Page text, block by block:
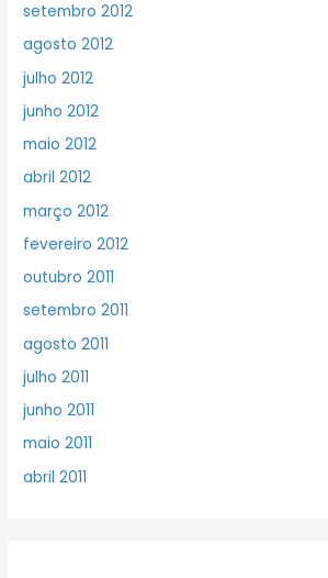
setembro 2012
agosto 2012
julho 2012
junho 2012
maio 2012
abril 2012
março 2012
fevereiro 2012
outubro 2011
setembro 2011
agosto 2011
julho 2011
junho 2011
maio 2011
abril 2011